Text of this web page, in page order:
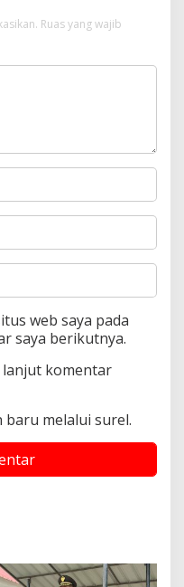
Ruas yang wajib
web saya pada
saya berikutnya.
lanjut komentar
baru melalui surel.